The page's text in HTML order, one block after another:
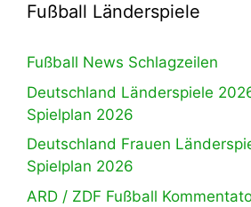
Fußball Länderspiele
Fußball News Schlagzeilen
Deutschland Länderspiele
Spielplan 2026
Deutschland Frauen
Spielplan 2026
ARD / ZDF Fußball